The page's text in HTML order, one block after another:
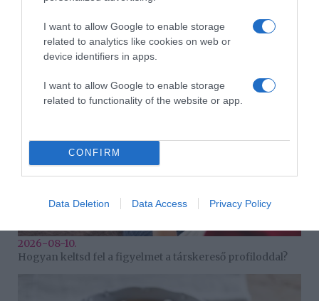
I want to allow Google to enable storage
related to analytics like cookies on web or
device identifiers in apps.
I want to allow Google to enable storage
related to functionality of the website or app.
CONFIRM
Data Deletion Data Access Privacy Policy
HASONLÓ BEJEGYZÉSEK
2026-08-10.
Hogyan keltsd fel a figyelmet a társkereső profiloddal?